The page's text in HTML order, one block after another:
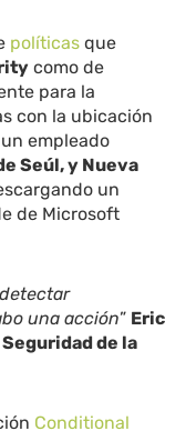
políticas que
como de
para la
con la ubicación
empleado
Seúl, y Nueva
un
de Microsoft
una acción” Eric
de la
Conditional